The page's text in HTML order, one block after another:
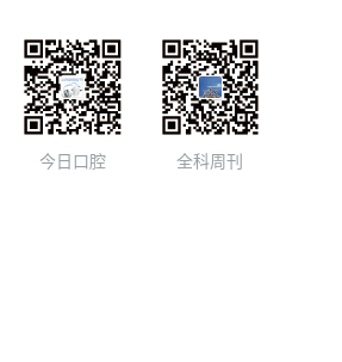
今日口腔 全科周刊